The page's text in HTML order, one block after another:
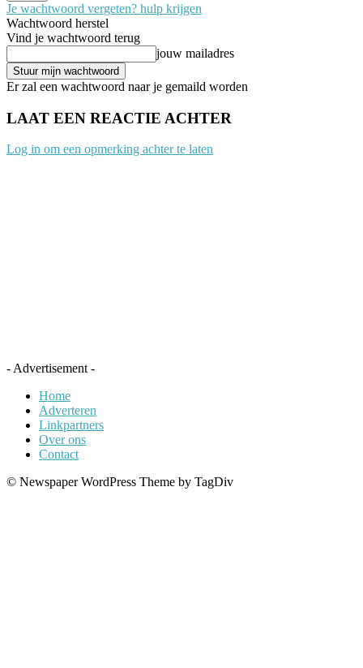
Je wachtwoord vergeten? hulp krijgen
Wachtwoord herstel
Vind je wachtwoord terug
jouw mailadres
Er zal een wachtwoord naar je gemaild worden
LAAT EEN REACTIE ACHTER
Log in om een opmerking achter te laten
- Advertisement -
Home
Adverteren
Linkpartners
Over ons
Contact
© Newspaper WordPress Theme by TagDiv